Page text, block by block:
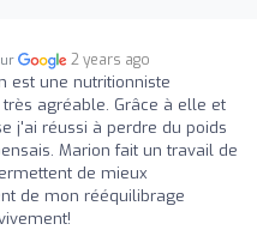
2 years ago
est une nutritionniste
agréable. Grâce à elle et
j'ai réussi à perdre du poids
Marion fait un travail de
de mieux
de mon rééquilibrage